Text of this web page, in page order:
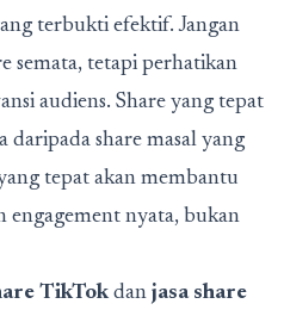
terbukti efektif. Jangan
semata, tetapi perhatikan
audiens. Share yang tepat
daripada share masal yang
tepat akan membantu
engagement nyata, bukan
TikTok dan jasa share